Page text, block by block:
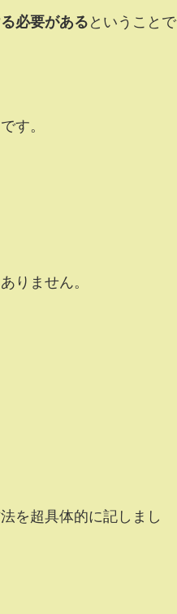
必要があるということで
す。
りません。
を超具体的に記しまし